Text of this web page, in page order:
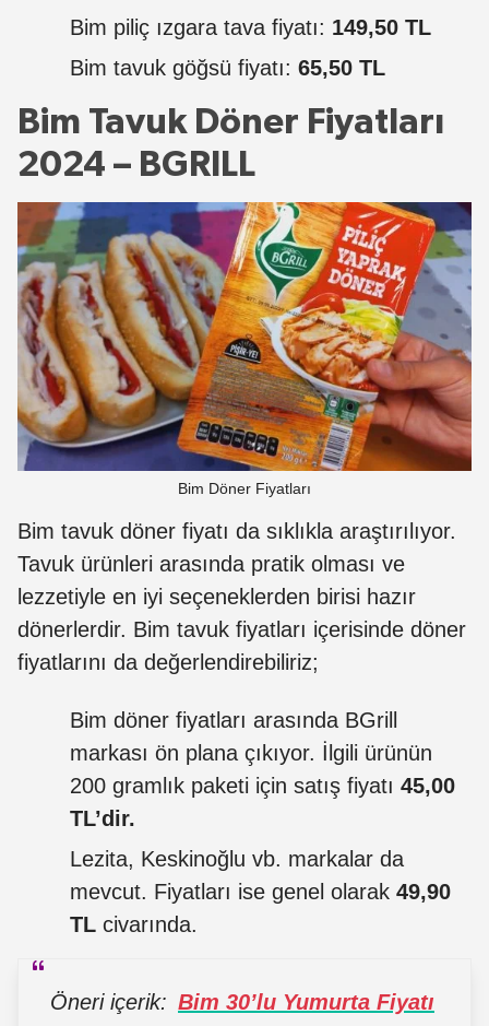
Bim piliç ızgara tava fiyatı: 149,50 TL
Bim tavuk göğsü fiyatı: 65,50 TL
Bim Tavuk Döner Fiyatları
2024 – BGRILL
Bim Döner Fiyatları
Bim tavuk döner fiyatı da sıklıkla araştırılıyor.
Tavuk ürünleri arasında pratik olması ve
lezzetiyle en iyi seçeneklerden birisi hazır
dönerlerdir. Bim tavuk fiyatları içerisinde döner
fiyatlarını da değerlendirebiliriz;
Bim döner fiyatları arasında BGrill
markası ön plana çıkıyor. İlgili ürünün
200 gramlık paketi için satış fiyatı 45,00
TL’dir.
Lezita, Keskinoğlu vb. markalar da
mevcut. Fiyatları ise genel olarak 49,90
TL civarında.
Öneri içerik: Bim 30’lu Yumurta Fiyatı